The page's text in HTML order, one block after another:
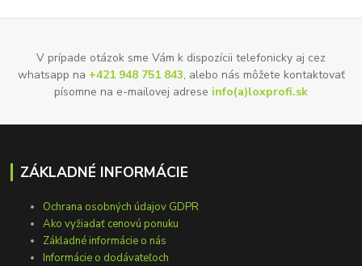
V prípade otázok sme Vám k dispozícii telefonicky aj cez
whatsapp na +421 948 751 843, alebo nás môžete kontaktovať
písomne na e-mailovej adrese info(a)loxprofi.sk
ZÁKLADNÉ INFORMÁCIE
Ochrana osobných údajov GDPR
Ako vyžiadať cenovú ponuku
Základné informácie o nás
Informácie o dodávateľoch